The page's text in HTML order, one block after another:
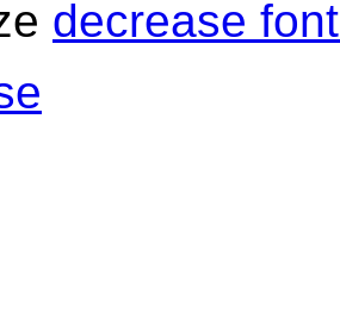
decrease